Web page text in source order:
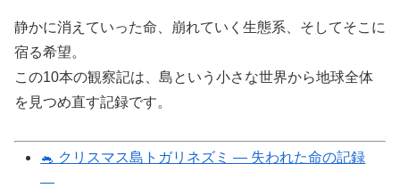
静かに消えていった命、崩れていく生態系、そしてそこに
宿る希望。
この10本の観察記は、島という小さな世界から地球全体
を見つめ直す記録です。
🐁 クリスマス島トガリネズミ ― 失われた命の記録
―